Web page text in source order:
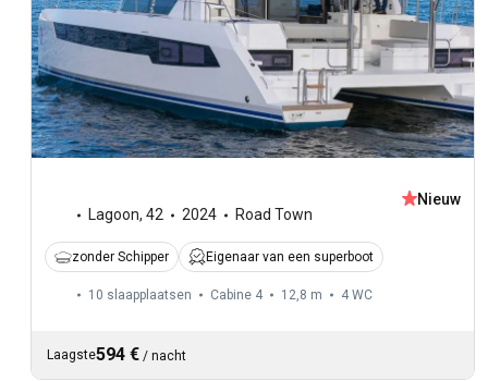
Lagoon, 42 2024 Road Town
Nieuw
zonder Schipper Eigenaar van een superboot
10 slaapplaatsen Cabine 4 12,8 m 4 WC
Laagste594 € / nacht